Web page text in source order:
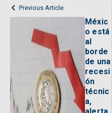
Previous Article
Méxic
o está
al
borde
de una
recesi
ón
técnic
a,